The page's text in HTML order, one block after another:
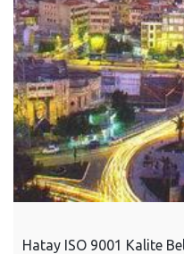
Hatay ISO 9001 Kalite